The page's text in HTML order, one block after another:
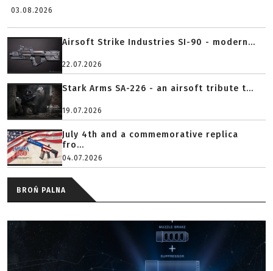
03.08.2026
Airsoft Strike Industries SI-90 - modern...
22.07.2026
Stark Arms SA-226 - an airsoft tribute t...
19.07.2026
July 4th and a commemorative replica
fro...
04.07.2026
BROŃ PALNA